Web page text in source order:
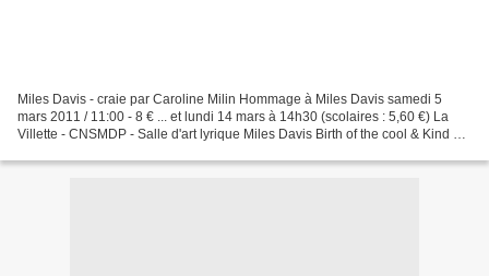
Miles Davis - craie par Caroline Milin Hommage à Miles Davis samedi 5
mars 2011 / 11:00 - 8 € ... et lundi 14 mars à 14h30 (scolaires : 5,60 €) La
Villette - CNSMDP - Salle d'art lyrique Miles Davis Birth of the cool & Kind of